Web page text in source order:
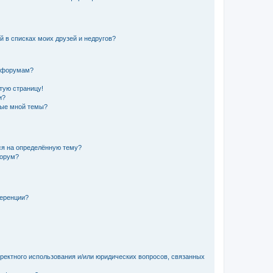
в списках моих друзей и недругов?
форумам?
страницу!
мной темы?
на определённую тему?
использования и/или юридических вопросов, связанных